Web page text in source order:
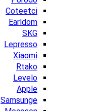
Coteetci
Earldom
SKG
Lepresso
Xiaomi
Rtako
Levelo
Apple
Samsunge